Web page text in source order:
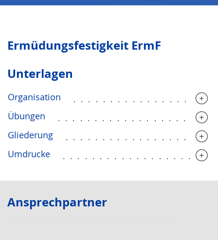
Ermüdungsfestigkeit ErmF
Unterlagen
Organisation
Übungen
Gliederung
Umdrucke
Ansprechpartner